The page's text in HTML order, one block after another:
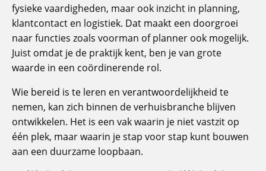
fysieke vaardigheden, maar ook inzicht in planning,
klantcontact en logistiek. Dat maakt een doorgroei
naar functies zoals voorman of planner ook mogelijk.
Juist omdat je de praktijk kent, ben je van grote
waarde in een coördinerende rol.
Wie bereid is te leren en verantwoordelijkheid te
nemen, kan zich binnen de verhuisbranche blijven
ontwikkelen. Het is een vak waarin je niet vastzit op
één plek, maar waarin je stap voor stap kunt bouwen
aan een duurzame loopbaan.